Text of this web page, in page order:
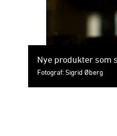
Nye produkter som
Fotograf: Sigrid Øberg